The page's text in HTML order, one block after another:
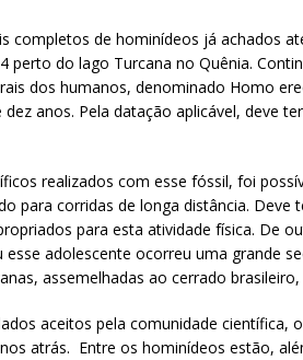
completos de hominídeos já achados
perto do lago Turcana no Quênia.
dos humanos, denominado Homo
anos. Pela datação aplicável, deve
realizados com esse fóssil, foi
para corridas de longa distância. Deve
para esta atividade física. De
esse adolescente ocorreu uma grande
assemelhadas ao cerrado
aceitos pela comunidade científica,
atrás. Entre os hominídeos estão,